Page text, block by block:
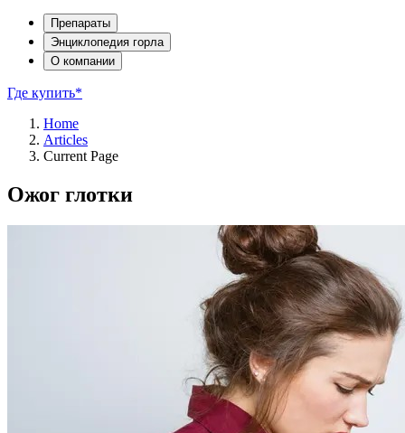
Препараты
Энциклопедия горла
О компании
Где купить*
Home
Articles
Current Page
Ожог глотки